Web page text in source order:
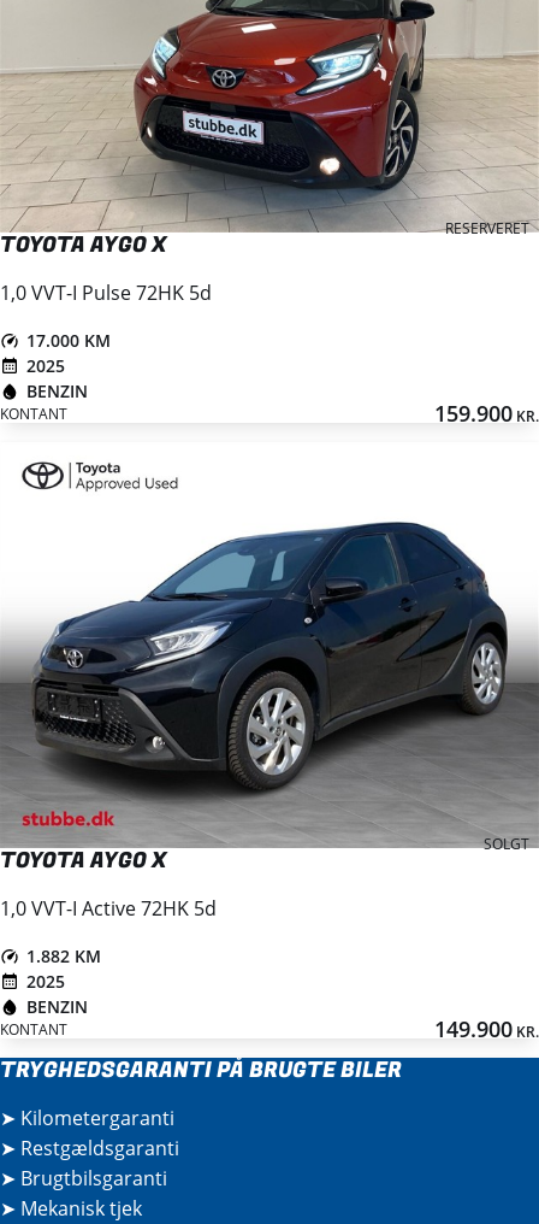
RESERVERET
TOYOTA AYGO X
1,0 VVT-I Pulse 72HK 5d
17.000 KM
2025
BENZIN
KONTANT 159.900 KR.
SOLGT
TOYOTA AYGO X
1,0 VVT-I Active 72HK 5d
1.882 KM
2025
BENZIN
KONTANT 149.900 KR.
TRYGHEDSGARANTI PÅ BRUGTE BILER
➤ Kilometergaranti
➤ Restgældsgaranti
➤ Brugtbilsgaranti
➤ Mekanisk tjek